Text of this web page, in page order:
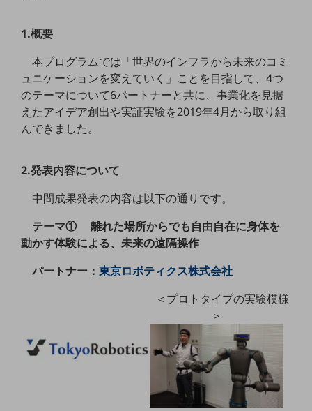
サービス・ソリューションをご紹介
カテゴリーで探す
カテゴリーで探すTOP
ネットワーク・モバイル
クラウド・データセンター
電話・映像コミュニケーション
災害対策・BCP
課題・ニーズで探す
1.概要
本プログラムでは「世界のインフラから未来のコミ
ュニケーションを変えていく」ことを目指して、4つ
のテーマについて6パートナーと共に、事業化を見据
えたアイデア創出や実証実験を2019年4月から取り組
んできました。
2.発表内容について
中間成果発表の内容は以下の通りです。
テーマ① 離れた場所からでも自由自在に身体を
動かす体験による、未来の遠隔操作
パートナー：東京ロボティクス株式会社
＜プロトタイプの実験模様
＞